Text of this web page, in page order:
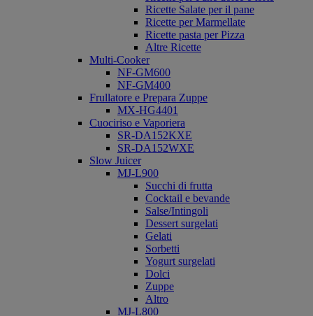
Ricette Salate per il pane
Ricette per Marmellate
Ricette pasta per Pizza
Altre Ricette
Multi-Cooker
NF-GM600
NF-GM400
Frullatore e Prepara Zuppe
MX-HG4401
Cuociriso e Vaporiera
SR-DA152KXE
SR-DA152WXE
Slow Juicer
MJ-L900
Succhi di frutta
Cocktail e bevande
Salse/Intingoli
Dessert surgelati
Gelati
Sorbetti
Yogurt surgelati
Dolci
Zuppe
Altro
MJ-L800